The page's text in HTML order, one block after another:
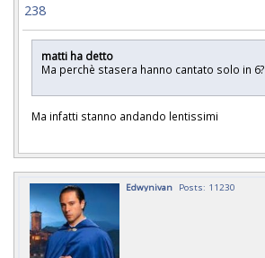
238
matti ha detto
Ma perchè stasera hanno cantato solo in 6?
Ma infatti stanno andando lentissimi
Edwynivan Posts: 11230